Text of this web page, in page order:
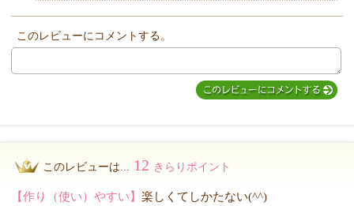
MIYUKI先生からのコメント
このレビューにコメントする。
このレビューは... 12 きらりポイント
【作り（使い）やすい】 楽しくてしかたない(^^)